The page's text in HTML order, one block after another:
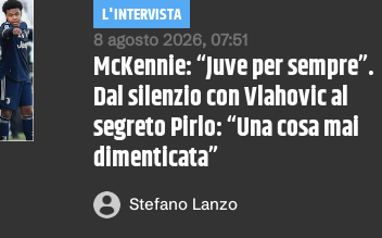
8 agosto 2026, 07:51
L'INTERVISTA
McKennie: “Juve per sempre”.
Dal silenzio con Vlahovic al
segreto Pirlo: “Una cosa mai
dimenticata”
Stefano Lanzo